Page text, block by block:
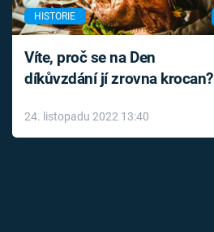
HISTORIE
Víte, proč se na Den
díkůvzdání jí zrovna krocan?
24. listopadu 2022 13:40